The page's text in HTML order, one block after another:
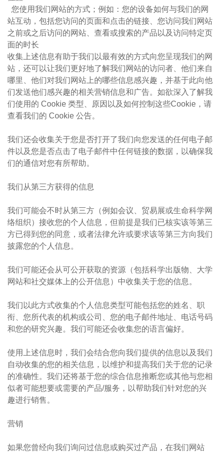
您使用我们网站的方式；例如：您的设备如何与我们的网
站互动，包括您访问的页面和点击的链接、您访问我们网站
之前或之后访问的网站、查看或搜索的产品以及访问特定页
面的时长
收集上述信息有助于我们以最有效的方式向您呈现我们的网
站，还可以让我们更好地了解我们网站的访问者、他们来自
哪里、他们对我们网站上的哪些信息感兴趣，并基于此向他
们发送他们感兴趣的相关营销信息和广告。如欲深入了解我
们使用的 Cookie 类型、原因以及如何控制这些Cookie，请
查看我们的 Cookie 公告。
我们还会收集关于您是否打开了我们向您发送的任何电子邮
件以及您是否点击了电子邮件中任何链接的数据，以确保我
们的通信对您有所帮助。
我们从第三方获得的信息
我们可能会不时从第三方（例如会议、贸易展或生命科学网
络组织）接收您的个人信息，但前提是我们已核实该等第三
方已得到您的同意，或者法律允许或要求该等第三方向我们
披露您的个人信息。
我们可能还会从可公开获取的资源（包括科学出版物、大学
网站和社交媒体上的公开信息）中收集关于您的信息。
我们以此方式收集的个人信息类型可能包括您的姓名、职
衔、您所代表的机构或公司、您的电子邮件地址、电话号码
和您的研究兴趣。我们可能还会收集您的语言偏好。
使用上述信息时，我们会结合您向我们提供的信息以及我们
自动收集的您的相关信息，以维护和提高我们关于您的记录
的准确性。我们还将基于您的综合信息推断您或其他与您相
似者可能想要或需要的产品/服务，以帮助我们针对您的兴
趣进行销售。
营销
如果您曾经向我们询问过信息或购买过产品，在我们网站